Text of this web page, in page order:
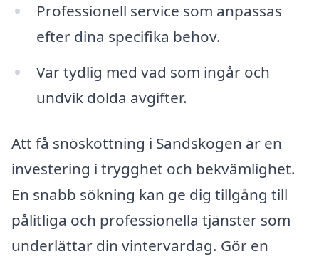
Professionell service som anpassas
efter dina specifika behov.
Var tydlig med vad som ingår och
undvik dolda avgifter.
Att få snöskottning i Sandskogen är en
investering i trygghet och bekvämlighet.
En snabb sökning kan ge dig tillgång till
pålitliga och professionella tjänster som
underlättar din vintervardag. Gör en